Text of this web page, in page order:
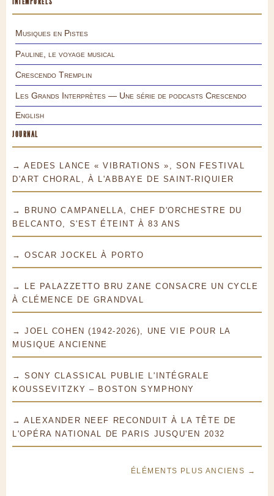
Musiques en Pistes
Pauline, le voyage musical
Crescendo Tremplin
Les Grands Interprètes — Une série de podcasts Crescendo
English
JOURNAL
→ AEDES LANCE « VIBRATIONS », SON FESTIVAL
D'ART CHORAL, À L'ABBAYE DE SAINT-RIQUIER
→ BRUNO CAMPANELLA, CHEF D'ORCHESTRE DU
BELCANTO, S'EST ÉTEINT À 83 ANS
→ OSCAR JOCKEL À PORTO
→ LE PALAZZETTO BRU ZANE CONSACRE UN CYCLE
À CLÉMENCE DE GRANDVAL
→ JOEL COHEN (1942-2026), UNE VIE POUR LA
MUSIQUE ANCIENNE
→ SONY CLASSICAL PUBLIE L'INTÉGRALE
KOUSSEVITZKY – BOSTON SYMPHONY
→ ALEXANDER NEEF RECONDUIT À LA TÊTE DE
L'OPÉRA NATIONAL DE PARIS JUSQU'EN 2032
ÉLÉMENTS PLUS ANCIENS →